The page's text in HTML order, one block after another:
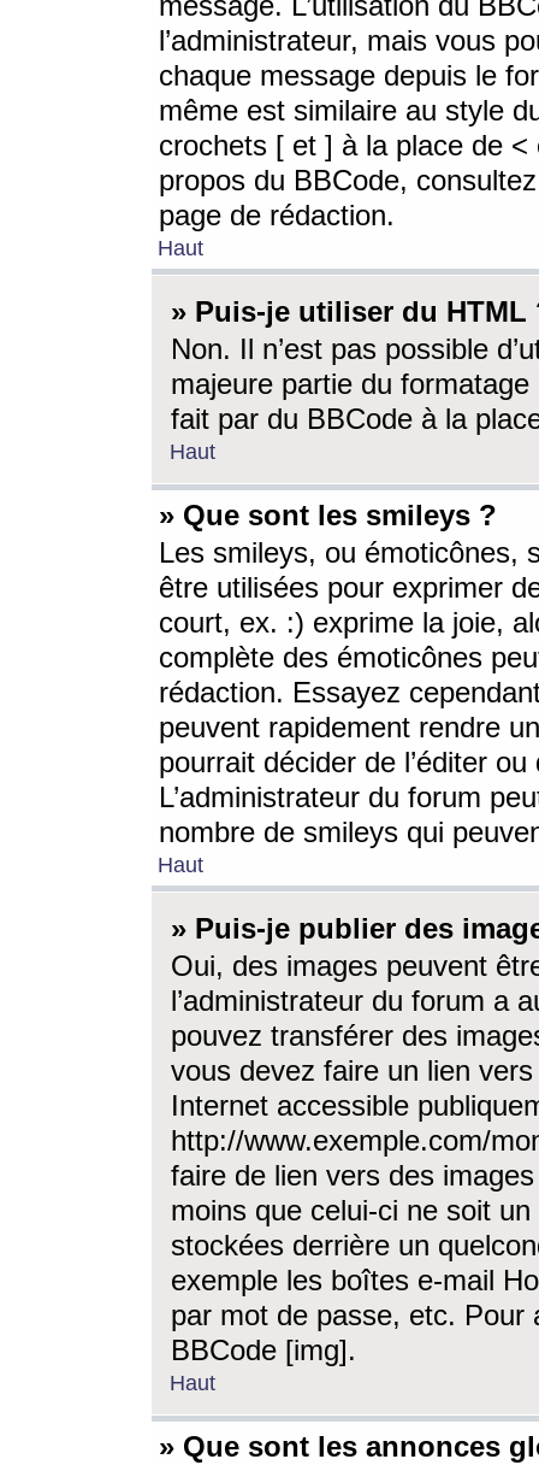
l’administrateur, mais vous
chaque message depuis le
même est similaire au style
crochets [ et ] à la place de <
propos du BBCode,
page de rédaction.
Haut
» Puis-je utiliser du HTML
Non. Il n’est pas possible
majeure partie du
fait par du BBCode à la
Haut
» Que sont les smileys ?
Les smileys, ou émoticônes,
être utilisées pour exprimer
court, ex. :) exprime la joie,
complète des émoticônes
rédaction. Essayez
peuvent rapidement rendre
pourrait décider de l’éditer
L’administrateur du forum
nombre de smileys qui
Haut
» Puis-je publier des
Oui, des images peuvent
l’administrateur du forum a
pouvez transférer des
vous devez faire un lien
Internet accessible
http://www.exemple.com/
faire de lien vers des
moins que celui-ci ne soit
stockées derrière un
exemple les boîtes e-mail
par mot de passe, etc. Pour
BBCode [img].
Haut
» Que sont les annonces